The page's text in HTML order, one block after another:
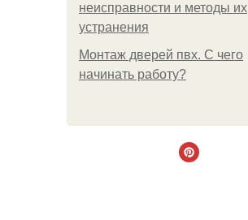
неисправности и методы их
устранения
Монтаж дверей пвх. С чего
начинать работу?